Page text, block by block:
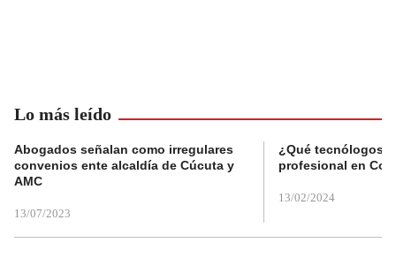
Lo más leído
Abogados señalan como irregulares
convenios ente alcaldía de Cúcuta y
AMC
13/07/2023
¿Qué tecnólogos
profesional en
13/02/2024